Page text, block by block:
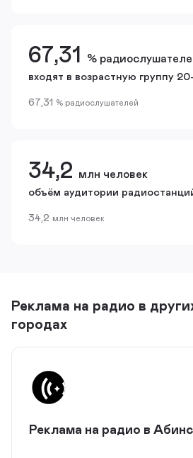
67,31 %
входят в возрастную группу
67,31 % радиослушателей
34,2 млн человек
объём аудитории
34,2 млн человек
Реклама на радио в
городах
Реклама на радио в